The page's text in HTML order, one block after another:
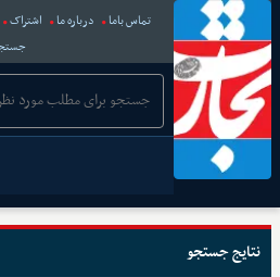
تماس باما درباره ما اشتراک
نتایج جستجو